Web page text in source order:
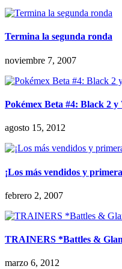
Termina la segunda ronda
noviembre 7, 2007
Pokémex Beta #4: Black 2
agosto 15, 2012
¡Los más vendidos y
febrero 2, 2007
TRAINERS *Battles &
marzo 6, 2012